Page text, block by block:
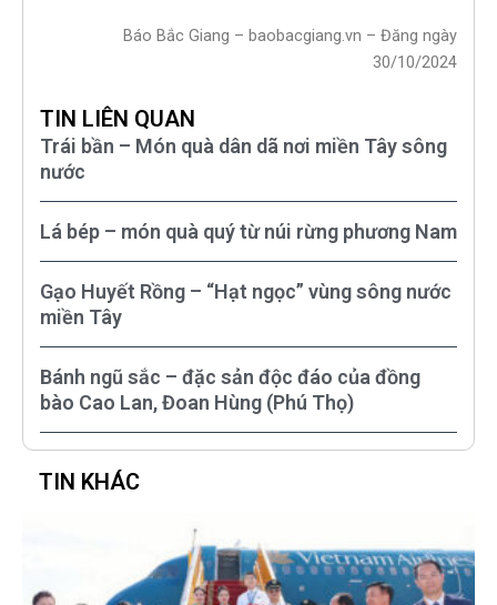
Báo Bắc Giang – baobacgiang.vn – Đăng ngày
30/10/2024
TIN LIÊN QUAN
Trái bần – Món quà dân dã nơi miền Tây sông
nước
Lá bép – món quà quý từ núi rừng phương Nam
Gạo Huyết Rồng – “Hạt ngọc” vùng sông nước
miền Tây
Bánh ngũ sắc – đặc sản độc đáo của đồng
bào Cao Lan, Đoan Hùng (Phú Thọ)
TIN KHÁC